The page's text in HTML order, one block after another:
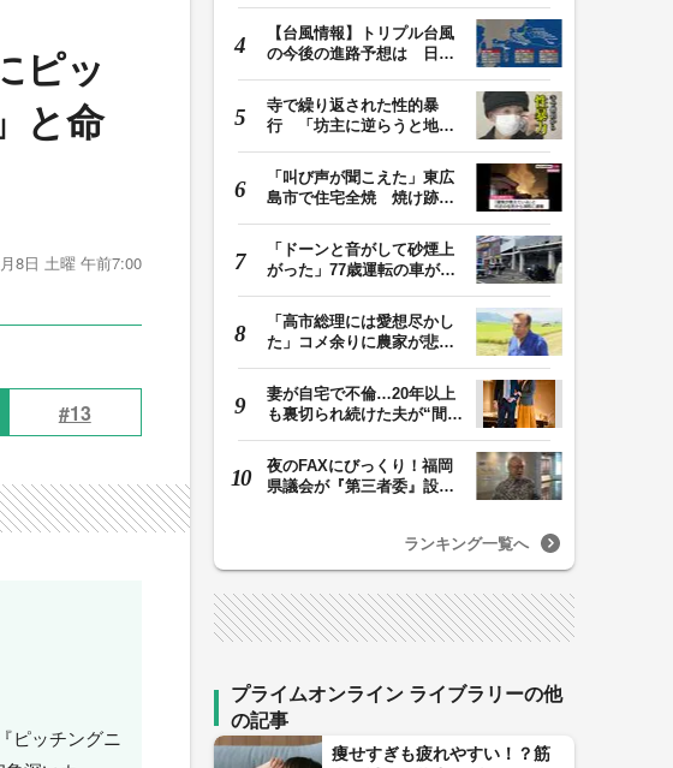
ピッ
と命
8日 土曜 午前7:00
#13
ピッチングニ
【台風情報】トリプル台風
の今後の進路予想は 日本
寺で繰り返された性的暴
行 「坊主に逆らうと地獄
「叫び声が聞こえた」東広
島市で住宅全焼 焼け跡か
「ドーンと音がして砂煙上
がった」77歳運転の車が立
「高市総理には愛想尽かし
た」コメ余りに農家が悲
妻が自宅で不倫…20年以上
も裏切られ続けた夫が“間
夜のFAXにびっくり！福岡
県議会が『第三者委』設置
ランキング一覧へ
プライムオンライン ライブラリーの他
の記事
痩せすぎも疲れやすい！？筋